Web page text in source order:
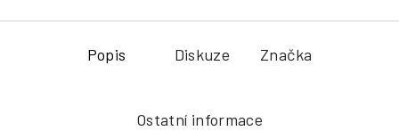
Popis Diskuze Značka
Ostatní informace